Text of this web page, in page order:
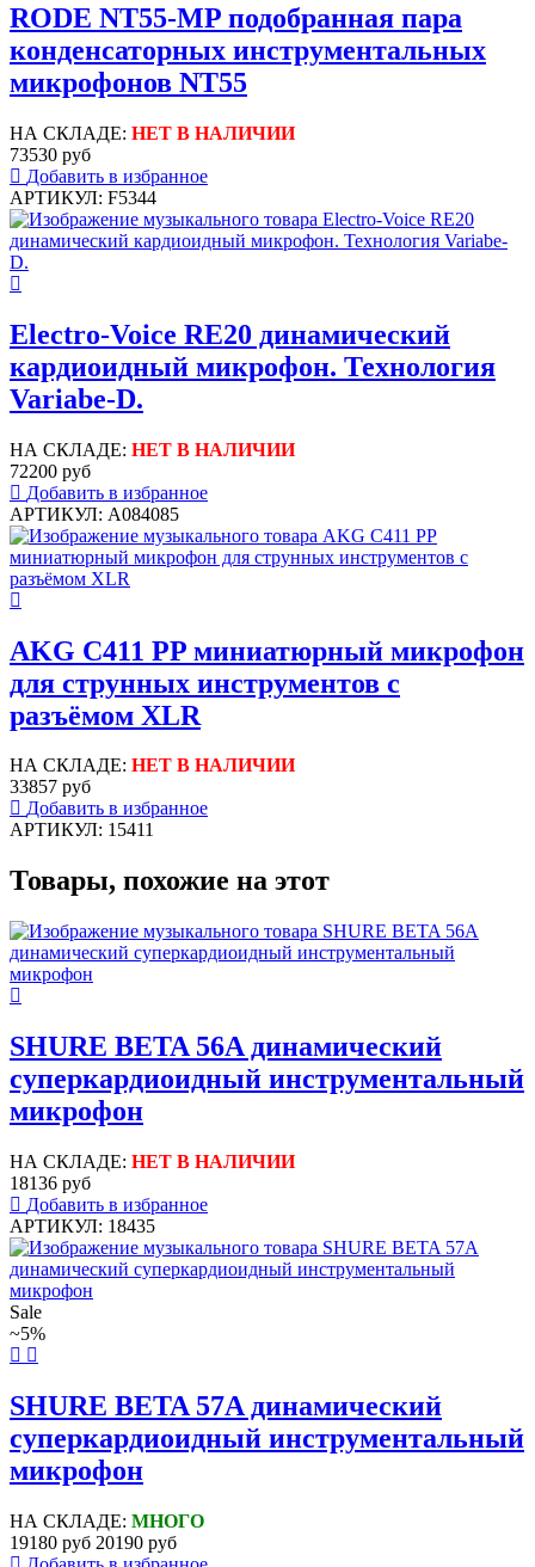
RODE NT55-MP подобранная пара
конденсаторных инструментальных
микрофонов NT55
НА СКЛАДЕ: НЕТ В НАЛИЧИИ
73530 руб
Добавить в избранное
АРТИКУЛ: F5344
Electro-Voice RE20 динамический
кардиоидный микрофон. Технология
Variabe-D.
НА СКЛАДЕ: НЕТ В НАЛИЧИИ
72200 руб
Добавить в избранное
АРТИКУЛ: A084085
AKG C411 PP миниатюрный микрофон
для струнных инструментов с
разъёмом XLR
НА СКЛАДЕ: НЕТ В НАЛИЧИИ
33857 руб
Добавить в избранное
АРТИКУЛ: 15411
Товары, похожие на этот
SHURE BETA 56A динамический
суперкардиоидный инструментальный
микрофон
НА СКЛАДЕ: НЕТ В НАЛИЧИИ
18136 руб
Добавить в избранное
АРТИКУЛ: 18435
Sale
~5%
SHURE BETA 57A динамический
суперкардиоидный инструментальный
микрофон
НА СКЛАДЕ: МНОГО
19180 руб 20190 руб